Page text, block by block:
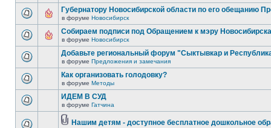
Губернатору Новосибирской области по его обещанию
в форуме Новосибирск
Собираем подписи под Обращением к мэру
в форуме Новосибирск
Добавьте региональный форум "Сыктывкар и
в форуме Предложения и замечания
Как организовать голодовку?
в форуме Методы
ИДЕМ В СУД
в форуме Гатчина
Нашим детям - доступное бесплатное дошкольное